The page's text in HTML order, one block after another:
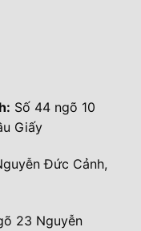
Số 44 ngõ 10
Giấy
Đức Cảnh,
23 Nguyễn